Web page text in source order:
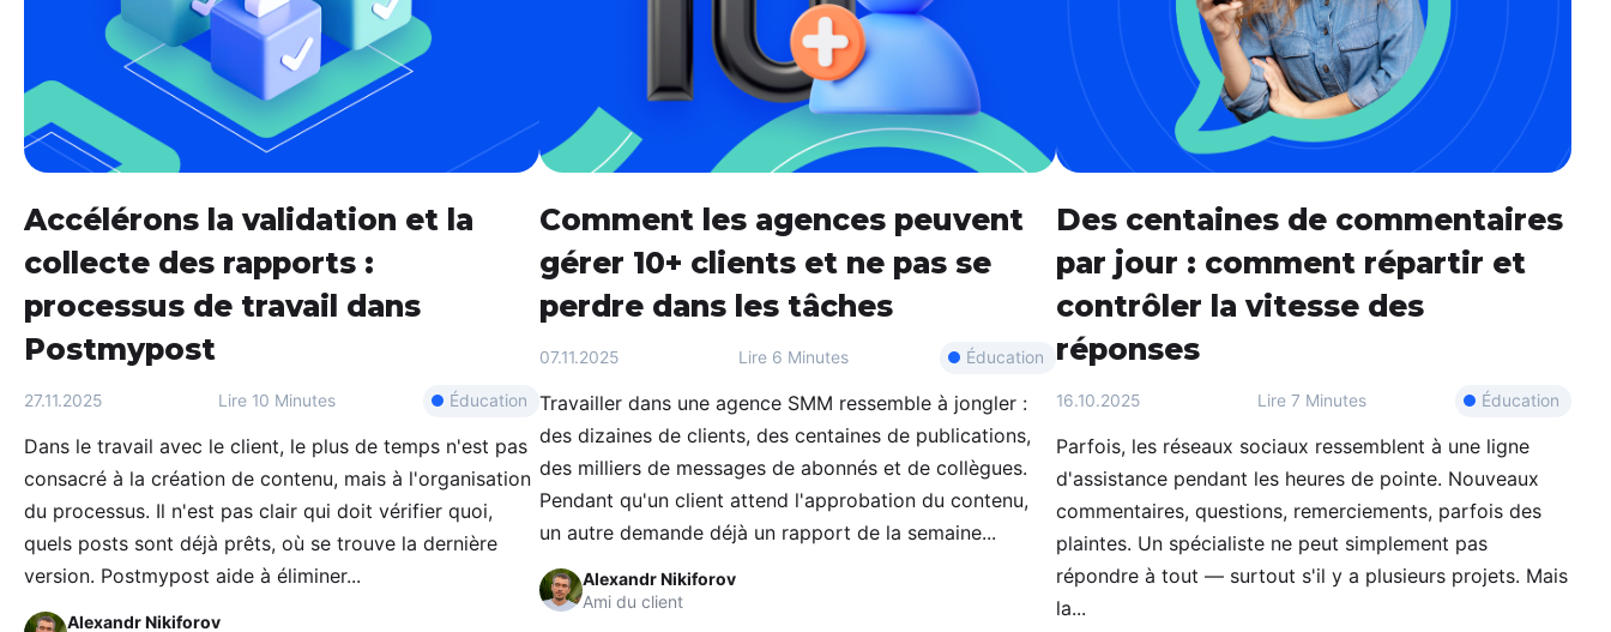
Permet la publication automatique d'actualités
de votre site sur les réseaux sociaux via RSS,
augmentant ainsi la portée de votre audience.
Postmypost AI
L'IA aide les marketeurs à s'attaquer aux tâches
création de plans de contenu à la rédaction de
textes et à l'analyse de données.
Accélérons la validation et la
collecte des rapports :
processus de travail dans
Postmypost
27.11.2025 Lire 10 Minutes Éducation
Dans le travail avec le client, le plus de temps n'est pas
consacré à la création de contenu, mais à l'organisation
du processus. Il n'est pas clair qui doit vérifier quoi,
quels posts sont déjà prêts, où se trouve la dernière
version. Postmypost aide à éliminer...
Alexandr Nikiforov
Comment les agences peuvent
gérer 10+ clients et ne pas se
perdre dans les tâches
07.11.2025 Lire 6 Minutes Éducation
Travailler dans une agence SMM ressemble à jongler :
des dizaines de clients, des centaines de publications,
des milliers de messages de abonnés et de collègues.
Pendant qu'un client attend l'approbation du contenu,
un autre demande déjà un rapport de la semaine...
Alexandr Nikiforov
Ami du client
Des centaines de commentaires
par jour : comment répartir et
contrôler la vitesse des
réponses
16.10.2025 Lire 7 Minutes Éducation
Parfois, les réseaux sociaux ressemblent à une ligne
d'assistance pendant les heures de pointe. Nouveaux
commentaires, questions, remerciements, parfois des
plaintes. Un spécialiste ne peut simplement pas
répondre à tout — surtout s'il y a plusieurs projets. Mais
la...